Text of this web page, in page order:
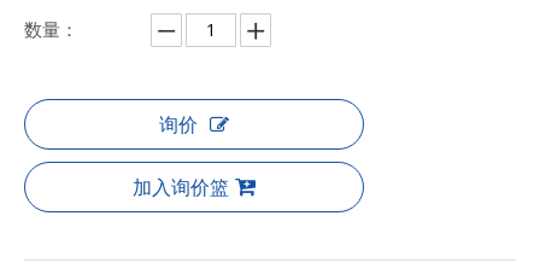
数量：
询价
加入询价篮